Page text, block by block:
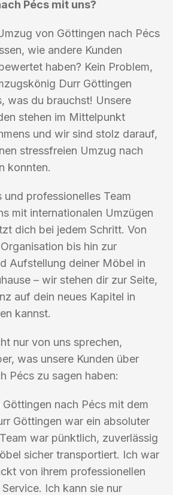
Pécs mit uns?
von Göttingen nach Pécs
wie andere Kunden
haben? Kein Problem,
Durr Göttingen
was du brauchst! Unsere
stehen im Mittelpunkt
und wir sind stolz darauf,
stressfreien Umzug nach
konnten.
und professionelles Team
mit internationalen Umzügen
dich bei jedem Schritt. Von
bis hin zur
Aufstellung deiner Möbel in
– wir stehen dir zur Seite,
auf dein neues Kapitel in
kannst.
nur von uns sprechen,
was unsere Kunden über
Pécs zu sagen haben:
nach Pécs mit dem
Göttingen war ein absoluter
war pünktlich, zuverlässig
sicher transportiert. Ich war
von ihrem professionellen
Ich kann sie nur